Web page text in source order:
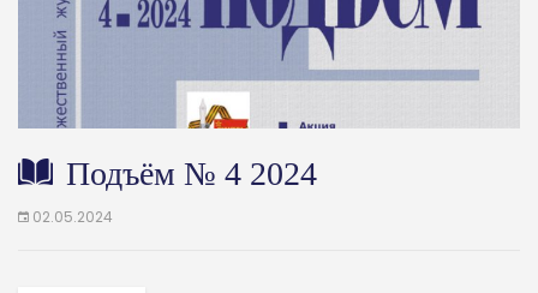
Подъём № 4 2024
02.05.2024